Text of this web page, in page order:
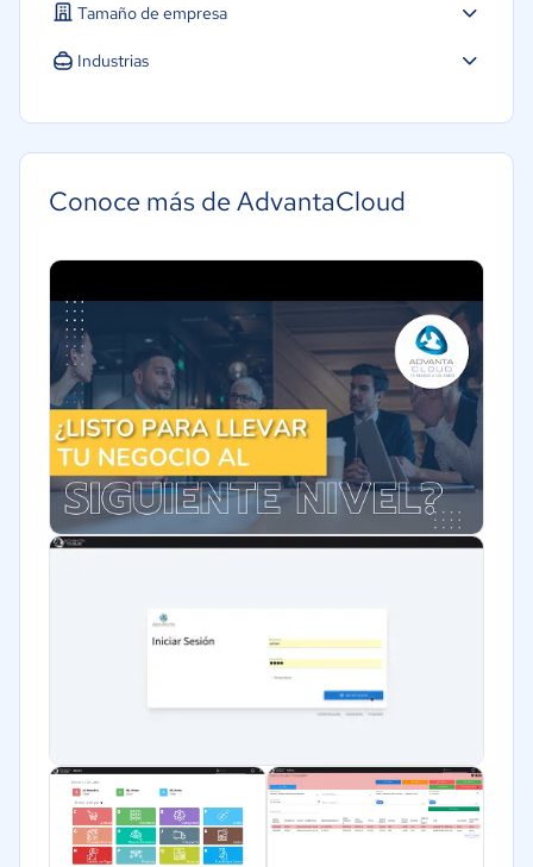
Tamaño de empresa
Mediana: 50 a 249 trabajadores
Industrias
Comercio Electrónico
Ventas y servicios
Conoce más de AdvantaCloud